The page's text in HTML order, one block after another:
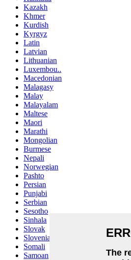
Kazakh
Khmer
Kurdish
Kyrgyz
Latin
Latvian
Lithuanian
Luxembou..
Macedonian
Malagasy
Malay
Malayalam
Maltese
Maori
Marathi
Mongolian
Burmese
Nepali
Norwegian
Pashto
Persian
Punjabi
Serbian
Sesotho
Sinhala
Slovak
Slovenian
Somali
Samoan